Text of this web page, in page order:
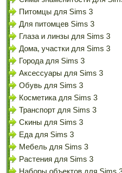
Питомцы для Sims 3
Для питомцев Sims 3
Глаза и линзы для Sims 3
Дома, участки для Sims 3
Города для Sims 3
Аксессуары для Sims 3
Обувь для Sims 3
Косметика для Sims 3
Транспорт для Sims 3
Скины для Sims 3
Еда для Sims 3
Мебель для Sims 3
Растения для Sims 3